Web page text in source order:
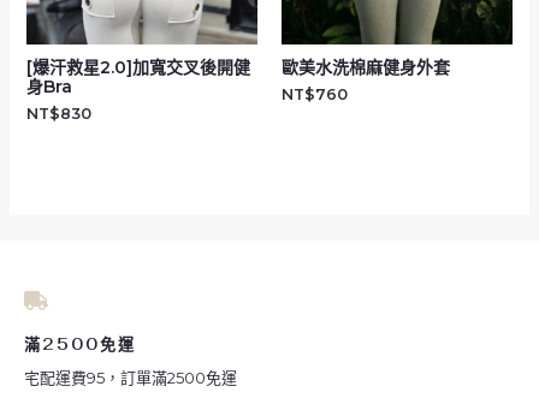
[爆汗救星2.0]加寬交叉後開健
身Bra
NT$830
歐美水洗棉麻健身外套
NT$760
滿2500免運
宅配運費95，訂單滿2500免運